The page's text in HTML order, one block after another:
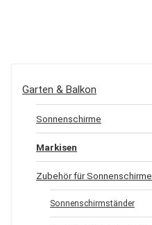
Garten & Balkon
Sonnenschirme
Markisen
Zubehör für Sonnenschirme
Sonnenschirmständer